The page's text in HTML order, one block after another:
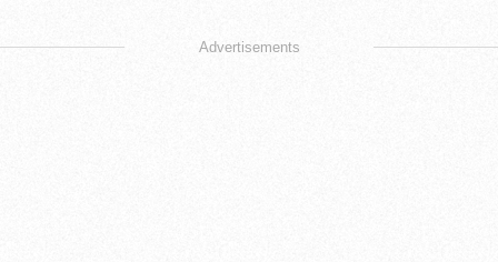
Advertisements